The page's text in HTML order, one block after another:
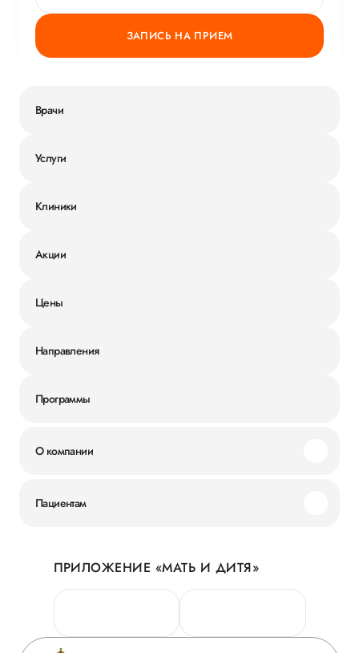
ЗАПИСЬ НА ПРИЕМ
Врачи
Услуги
Клиники
Акции
Цены
Направления
Программы
О компании
Новости
Руководство
Сотрудничество
Пациентам
Личный кабинет
Персональные данные
Горячая линия качества
ПРИЛОЖЕНИЕ «МАТЬ И ДИТЯ»